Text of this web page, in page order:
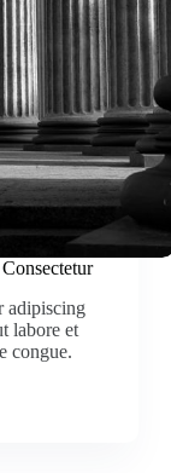
adipiscing
labore et
congue.